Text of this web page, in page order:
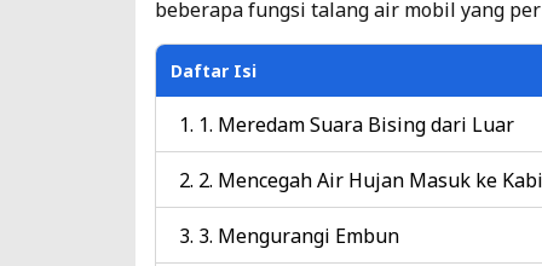
beberapa fungsi talang air mobil yang
Daftar Isi
1. Meredam Suara Bising dari Luar
2. Mencegah Air Hujan Masuk ke
3. Mengurangi Embun